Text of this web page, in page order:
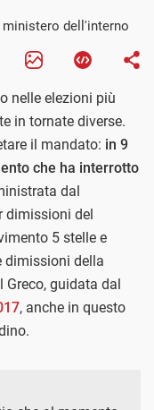
dell'interno
nelle elezioni più
in tornate diverse.
il mandato: in 9
che ha interrotto
dal
dimissioni del
5 stelle e
dimissioni della
Greco, guidata dal
, anche in questo